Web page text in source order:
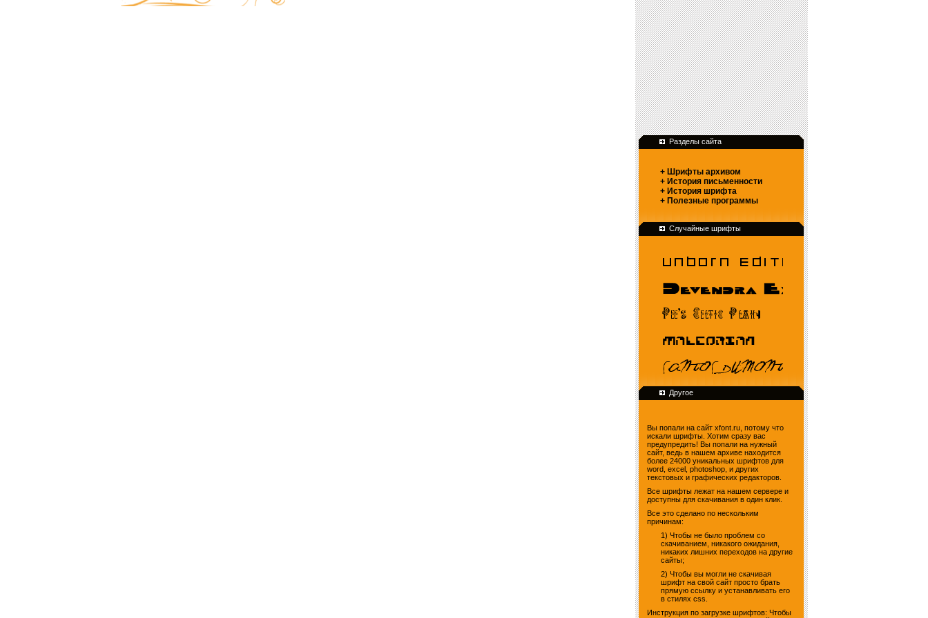
Разделы сайта
+ Шрифты архивом
+ История письменности
+ История шрифта
+ Полезные программы
Случайные шрифты
Другое
Вы попали на сайт xfont.ru, потому что
искали шрифты. Хотим сразу вас
предупредить! Вы попали на нужный
сайт, ведь в нашем архиве находится
более 24000 уникальных шрифтов для
word, excel, photoshop, и других
текстовых и графических редакторов.
Все шрифты лежат на нашем сервере и
доступны для скачивания в один клик.
Все это сделано по нескольким
причинам:
1) Чтобы не было проблем со
скачиванием, никакого ожидания,
никаких лишних переходов на другие
сайты;
2) Чтобы вы могли не скачивая
шрифт на свой сайт просто брать
прямую ссылку и устанавливать его
в стилях css.
Инструкция по загрузке шрифтов: Чтобы